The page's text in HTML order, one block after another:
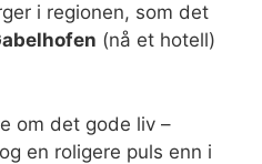
i regionen, som det
(nå et hotell)
om det gode liv –
en roligere puls enn i